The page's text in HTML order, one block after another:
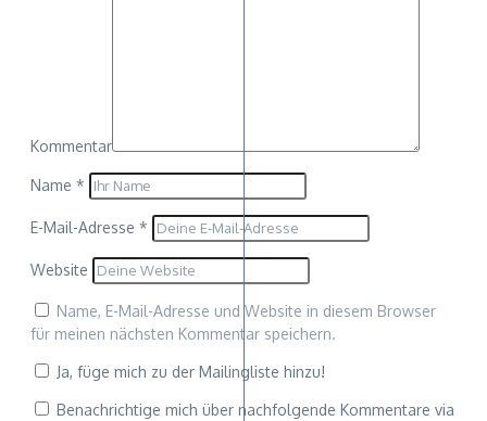
Kommentar
Name *
E-Mail-Adresse *
Website
Name, E-Mail-Adresse und Website in diesem Browser
für meinen nächsten Kommentar speichern.
Ja, füge mich zu der Mailingliste hinzu!
Benachrichtige mich über nachfolgende Kommentare via